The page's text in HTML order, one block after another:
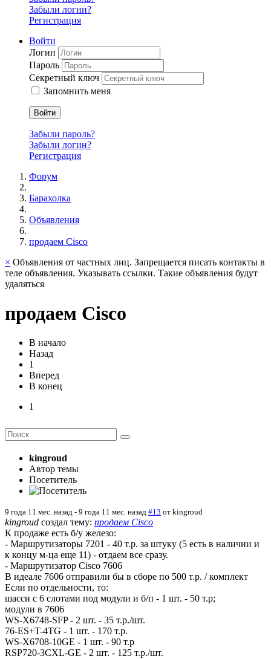
Забыли логин?
Регистрация
Войти
Логин
Пароль
Секретный ключ
Запомнить меня
Войти
Забыли пароль?
Забыли логин?
Регистрация
Форум
Барахолка
Объявления
продаем Cisco
× Объявления от частных лиц. Запрещается писать контакты в
теле объявления. Указывать ссылки. Такие объявления будут
удаляться
продаем Cisco
В начало
Назад
1
Вперед
В конец
1
kingroud
Автор темы
Посетитель
9 года 11 мес. назад - 9 года 11 мес. назад #13 от kingroud
kingroud создал тему: продаем Cisco
К продаже есть б/у железо:
- Маршрутизаторы 7201 - 40 т.р. за штуку (5 есть в наличии и
к концу м-ца еще 11) - отдаем все сразу.
- Маршрутизатор Cisco 7606
В идеале 7606 отправили бы в сборе по 500 т.р. / комплект
Если по отдельности, то:
шасси с 6 слотами под модули и б/п - 1 шт. - 50 т.р;
модули в 7606
WS-X6748-SFP - 2 шт. - 35 т.р./шт.
76-ES+T-4TG - 1 шт. - 170 т.р.
WS-X6708-10GE - 1 шт. - 90 т.р
RSP720-3CXL-GE - 2 шт. - 125 т.р./шт.